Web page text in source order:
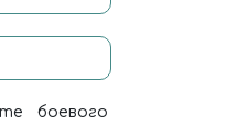
боевого